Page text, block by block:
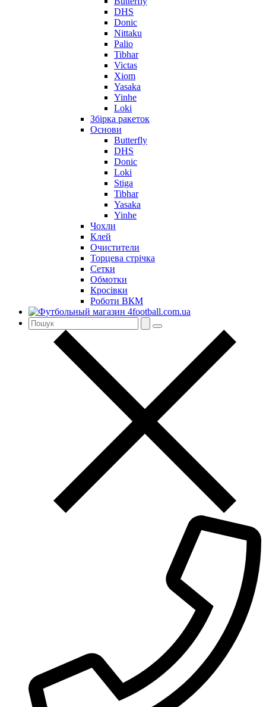
DHS
Donic
Nittaku
Palio
Tibhar
Victas
Xiom
Yasaka
Yinhe
Loki
Збірка ракеток
Основи
Butterfly
DHS
Donic
Loki
Stiga
Tibhar
Yasaka
Yinhe
Чохли
Клей
Очистители
Торцева стрічка
Сетки
Обмотки
Кросівки
Роботи ВКМ